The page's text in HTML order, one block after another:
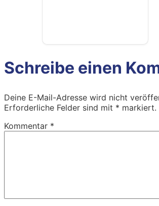
Schreibe einen
Deine E-Mail-Adresse wird nicht
Erforderliche Felder sind mit * markiert.
Kommentar *